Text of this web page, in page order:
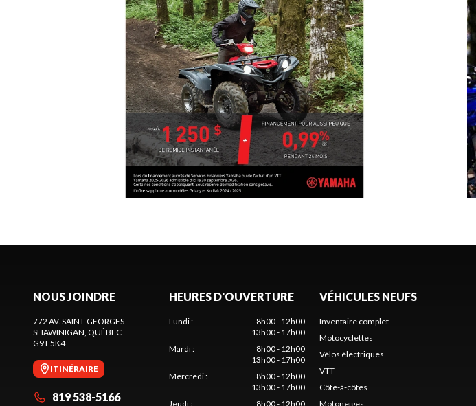
NOUS JOINDRE
772 AV. SAINT-GEORGES
SHAWINIGAN , QUÉBEC
G9T 5K4
ITINÉRAIRE
819 538-5166
HEURES D'OUVERTURE
Lundi:
8h00 - 12h00
13h00 - 17h00
Mardi:
8h00 - 12h00
13h00 - 17h00
Mercredi:
8h00 - 12h00
13h00 - 17h00
Jeudi: 8h00 - 12h00
VÉHICULES NEUFS
Inventaire complet
Motocyclettes
Vélos électriques
VTT
Côte-à-côtes
Motoneiges